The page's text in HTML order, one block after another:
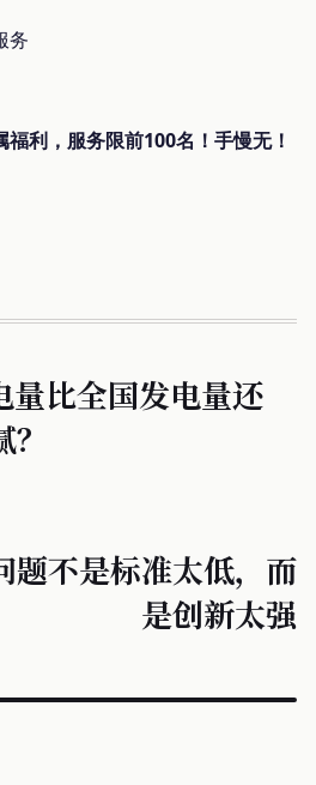
务
利，服务限前100名！手慢无！
量比全国发电量还
题不是标准太低，而
是创新太强